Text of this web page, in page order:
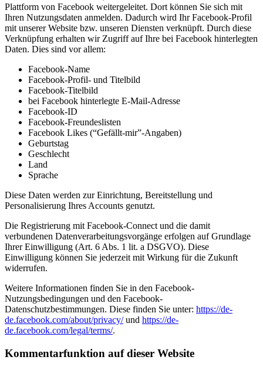
Plattform von Facebook weitergeleitet. Dort können Sie sich mit
Ihren Nutzungsdaten anmelden. Dadurch wird Ihr Facebook-Profil
mit unserer Website bzw. unseren Diensten verknüpft. Durch diese
Verknüpfung erhalten wir Zugriff auf Ihre bei Facebook hinterlegten
Daten. Dies sind vor allem:
Facebook-Name
Facebook-Profil- und Titelbild
Facebook-Titelbild
bei Facebook hinterlegte E-Mail-Adresse
Facebook-ID
Facebook-Freundeslisten
Facebook Likes (“Gefällt-mir”-Angaben)
Geburtstag
Geschlecht
Land
Sprache
Diese Daten werden zur Einrichtung, Bereitstellung und
Personalisierung Ihres Accounts genutzt.
Die Registrierung mit Facebook-Connect und die damit
verbundenen Datenverarbeitungsvorgänge erfolgen auf Grundlage
Ihrer Einwilligung (Art. 6 Abs. 1 lit. a DSGVO). Diese
Einwilligung können Sie jederzeit mit Wirkung für die Zukunft
widerrufen.
Weitere Informationen finden Sie in den Facebook-
Nutzungsbedingungen und den Facebook-
Datenschutzbestimmungen. Diese finden Sie unter: https://de-
de.facebook.com/about/privacy/und https://de-
de.facebook.com/legal/terms/.
Kommentarfunktion auf dieser Website